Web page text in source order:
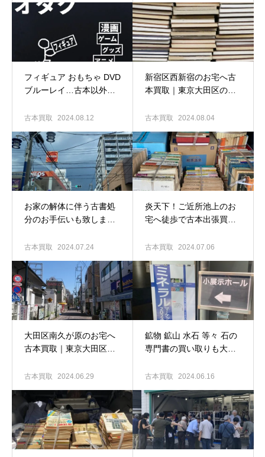
フィギュア おもちゃ DVD
ブルーレイ…古本以外の
京大田区の古本出張買取
古本買取 2024.08.12
新宿区西新宿のお宅へ古
本買取｜東京大田区の古
揚羽堂
古本買取 2024.08.04
お家の解体に伴う古書処
分のお手伝いも致しま
出張買取専門店 古書窟揚
古本買取 2024.07.24
炎天下！ご近所池上のお
宅へ徒歩で古本出張買取♪
専門店 古書窟揚羽堂
古本買取 2024.07.06
大田区南久が原のお宅へ
古本買取｜東京大田区の
窟揚羽堂
古本買取 2024.06.29
鉱物 鉱山 水石 等々 石の
専門書の買い取りも大歓
出張買取 古書窟揚羽堂
古本買取 2024.06.16